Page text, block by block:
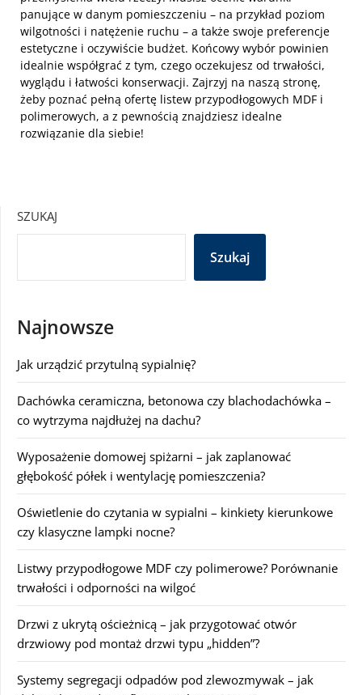
panujące w danym pomieszczeniu – na przykład poziom
wilgotności i natężenie ruchu – a także swoje preferencje
estetyczne i oczywiście budżet. Końcowy wybór powinien
idealnie współgrać z tym, czego oczekujesz od trwałości,
wyglądu i łatwości konserwacji. Zajrzyj na naszą stronę,
żeby poznać pełną ofertę listew przypodłogowych MDF i
polimerowych, a z pewnością znajdziesz idealne
rozwiązanie dla siebie!
SZUKAJ
Szukaj
Najnowsze
Jak urządzić przytulną sypialnię?
Dachówka ceramiczna, betonowa czy blachodachówka –
co wytrzyma najdłużej na dachu?
Wyposażenie domowej spiżarni – jak zaplanować
głębokość półek i wentylację pomieszczenia?
Oświetlenie do czytania w sypialni – kinkiety kierunkowe
czy klasyczne lampki nocne?
Listwy przypodłogowe MDF czy polimerowe? Porównanie
trwałości i odporności na wilgoć
Drzwi z ukrytą ościeżnicą – jak przygotować otwór
drzwiowy pod montaż drzwi typu „hidden”?
Systemy segregacji odpadów pod zlewozmywak – jak